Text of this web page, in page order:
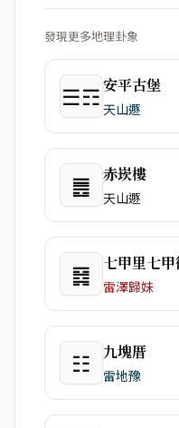
發現更多地理卦象
☰☶安平古堡
天山遯
䷌ 赤崁樓
天山遯
䷿ 七甲里七
雷澤歸妹
☷ 九塊厝
雷地豫